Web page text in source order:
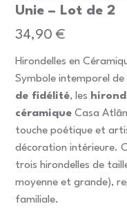
Unie – Lot de 2
Prix
34,90 €
Hirondelles en
Symbole intemporel de
de fidélité, les
céramique Casa
touche poétique et
décoration intérieure.
trois hirondelles de
moyenne et grande),
familiale.